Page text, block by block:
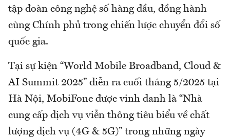
tập đoàn công nghệ số hàng đầu, đồng hành
cùng Chính phủ trong chiến lược chuyển đổi số
quốc gia.
Tại sự kiện “World Mobile Broadband, Cloud &
AI Summit 2025” diễn ra cuối tháng 5/2025 tại
Hà Nội, MobiFone được vinh danh là “Nhà
cung cấp dịch vụ viễn thông tiêu biểu về chất
lượng dịch vụ (4G & 5G)” trong những ngày